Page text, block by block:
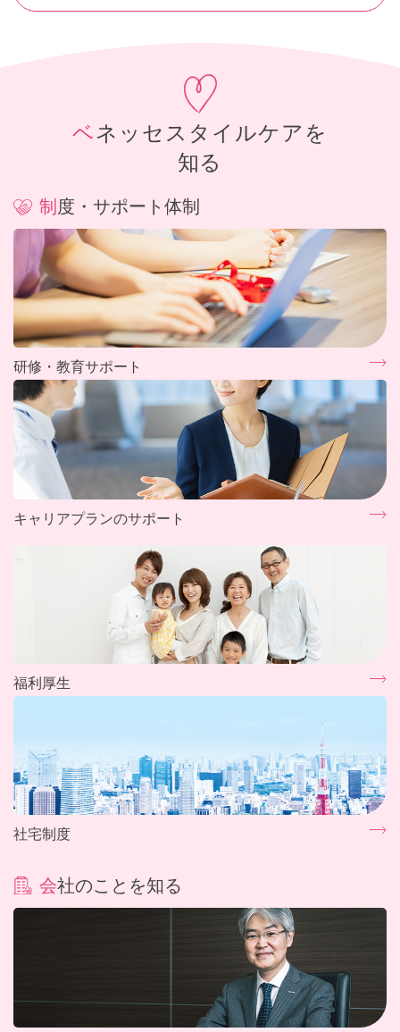
ベネッセスタイルケアを
知る
制度・サポート体制
研修・教育サポート
キャリアプランのサポート
福利厚生
社宅制度
会社のことを知る